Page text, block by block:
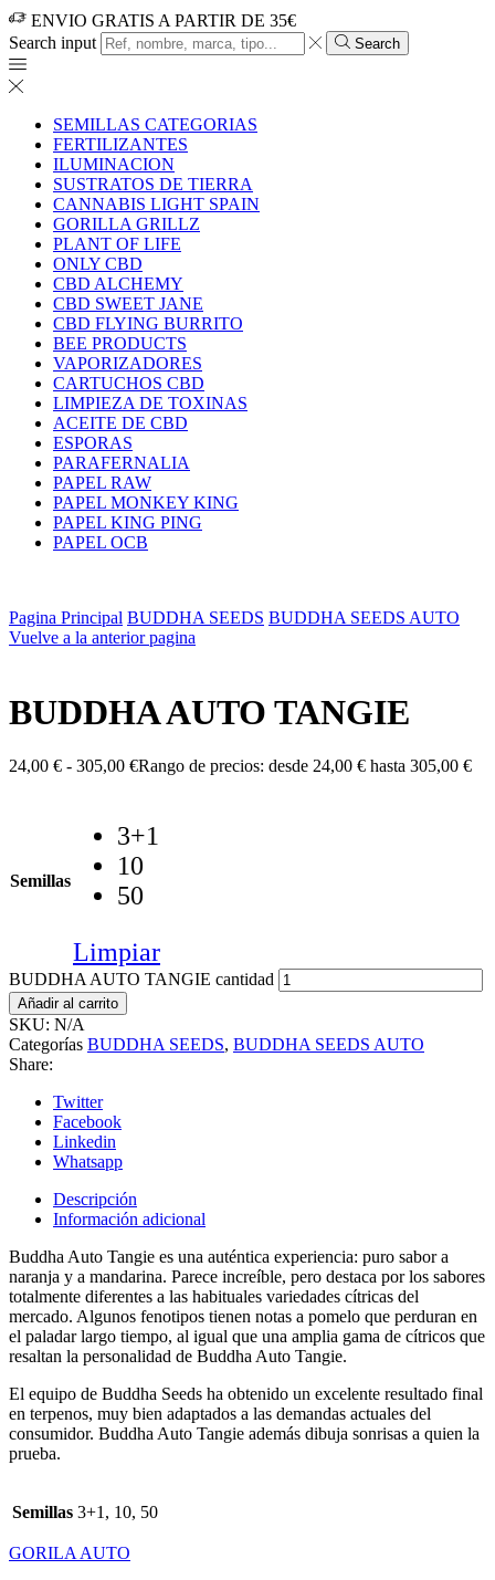
ENVIO GRATIS A PARTIR DE 35€
Search input
Search
SEMILLAS CATEGORIAS
FERTILIZANTES
ILUMINACION
SUSTRATOS DE TIERRA
CANNABIS LIGHT SPAIN
GORILLA GRILLZ
PLANT OF LIFE
ONLY CBD
CBD ALCHEMY
CBD SWEET JANE
CBD FLYING BURRITO
BEE PRODUCTS
VAPORIZADORES
CARTUCHOS CBD
LIMPIEZA DE TOXINAS
ACEITE DE CBD
ESPORAS
PARAFERNALIA
PAPEL RAW
PAPEL MONKEY KING
PAPEL KING PING
PAPEL OCB
Pagina Principal BUDDHA SEEDS BUDDHA SEEDS AUTO
Vuelve a la anterior pagina
BUDDHA AUTO TANGIE
24,00 € - 305,00 €Rango de precios: desde 24,00 € hasta 305,00 €
Semillas
3+1
10
50
Limpiar
BUDDHA AUTO TANGIE cantidad
Añadir al carrito
SKU: N/A
Categorías BUDDHA SEEDS, BUDDHA SEEDS AUTO
Share:
Twitter
Facebook
Linkedin
Whatsapp
Descripción
Información adicional
Buddha Auto Tangie es una auténtica experiencia: puro sabor a
naranja y a mandarina. Parece increíble, pero destaca por los sabores
totalmente diferentes a las habituales variedades cítricas del
mercado. Algunos fenotipos tienen notas a pomelo que perduran en
el paladar largo tiempo, al igual que una amplia gama de cítricos que
resaltan la personalidad de Buddha Auto Tangie.
El equipo de Buddha Seeds ha obtenido un excelente resultado final
en terpenos, muy bien adaptados a las demandas actuales del
consumidor. Buddha Auto Tangie además dibuja sonrisas a quien la
prueba.
Semillas 3+1, 10, 50
GORILA AUTO